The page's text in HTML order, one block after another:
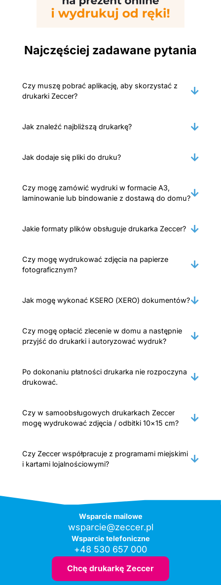
Najczęściej zadawane pytania
Czy muszę pobrać aplikację, aby skorzystać z
drukarki Zeccer?
Jak znaleźć najbliższą drukarkę?
Jak dodaje się pliki do druku?
Czy mogę zamówić wydruki w formacie A3,
laminowanie lub bindowanie z dostawą do domu?
Jakie formaty plików obsługuje drukarka Zeccer?
Czy mogę wydrukować zdjęcia na papierze
fotograficznym?
Jak mogę wykonać KSERO (XERO) dokumentów?
Czy mogę opłacić zlecenie w domu a następnie
przyjść do drukarki i autoryzować wydruk?
Po dokonaniu płatności drukarka nie rozpoczyna
drukować.
Czy w samoobsługowych drukarkach Zeccer
mogę wydrukować zdjęcia / odbitki 10×15 cm?
Czy Zeccer współpracuje z programami miejskimi
i kartami lojalnościowymi?
Wsparcie mailowe
wsparcie@zeccer.pl
Wsparcie telefoniczne
+48 530 657 000
Chcę drukarkę Zeccer